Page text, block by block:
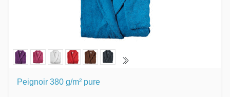
Peignoir 380 g/m² pure